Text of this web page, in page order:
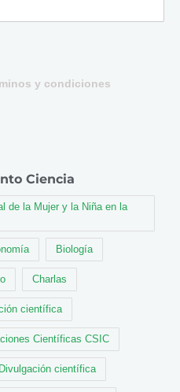
y condiciones
Ciencia
de la Mujer y la Niña en la
Biología
Charlas
científica
Científicas CSIC
Divulgación científica